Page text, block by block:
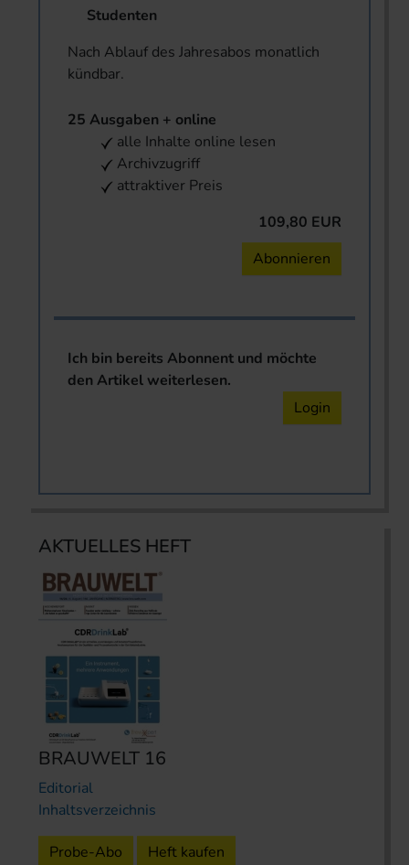
Studenten
Nach Ablauf des Jahresabos monatlich
kündbar.
25 Ausgaben + online
alle Inhalte online lesen
Archivzugriff
attraktiver Preis
109,80 EUR
Abonnieren
Ich bin bereits Abonnent und möchte
den Artikel weiterlesen.
Login
AKTUELLES HEFT
BRAUWELT 16
Editorial
Inhaltsverzeichnis
Probe-Abo Heft kaufen